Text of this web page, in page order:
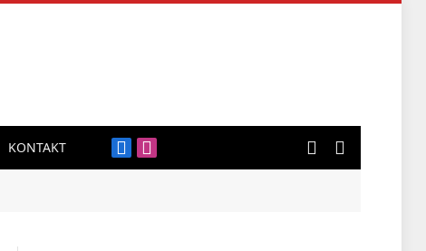
KONTAKT FacebookInstagram